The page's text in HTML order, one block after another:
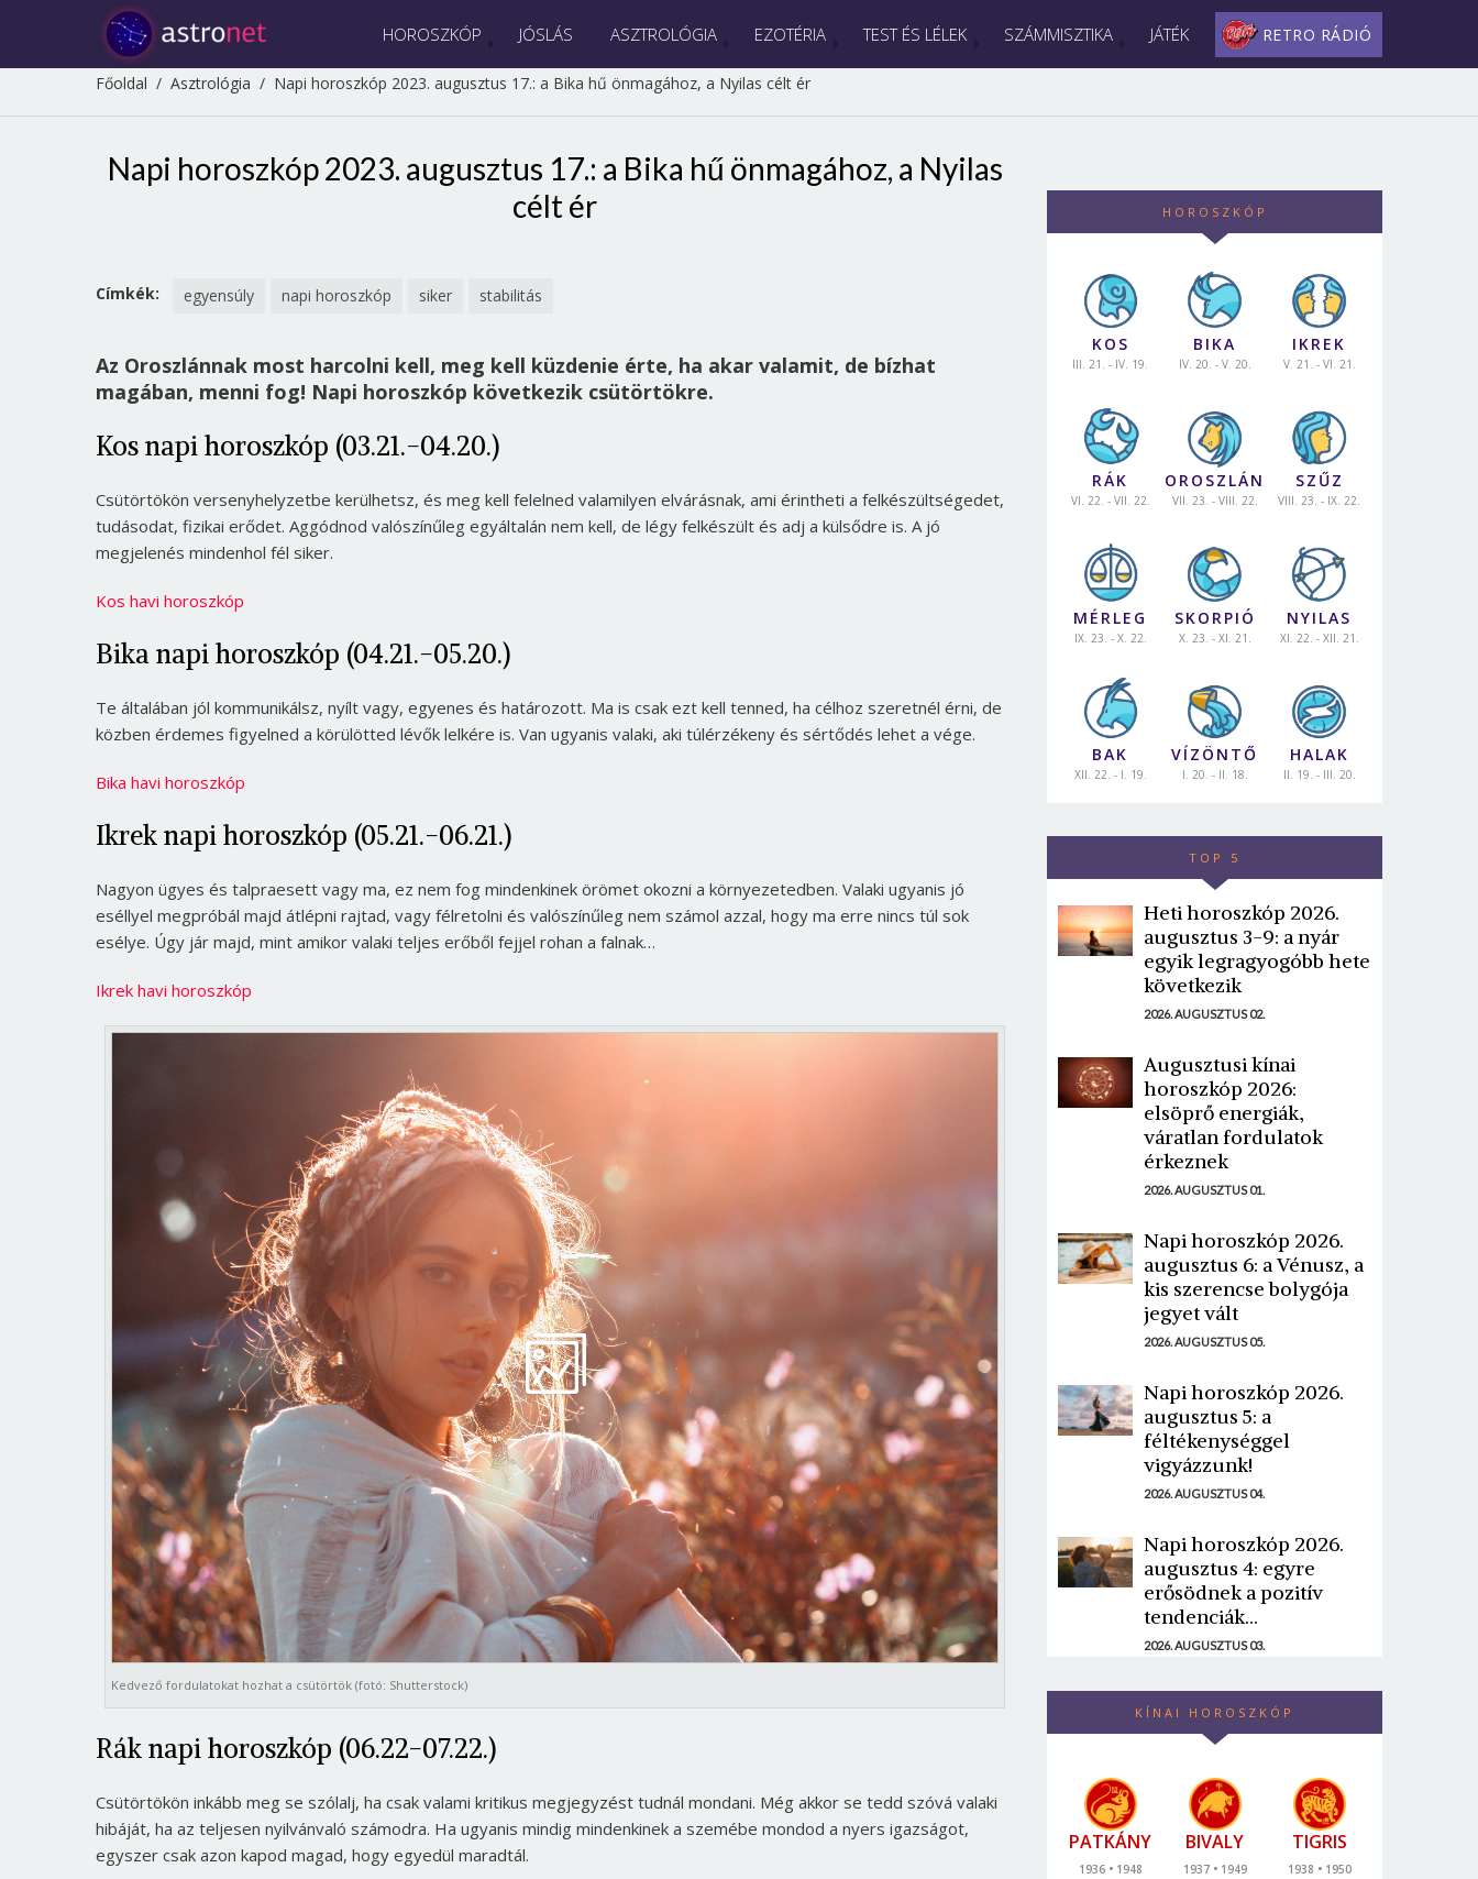
HOROSZKÓP JÓSLÁS ASZTROLÓGIA EZOTÉRIA TEST ÉS LÉLEK SZÁMMISZTIKA JÁTÉK RETRO RÁDIÓ
Főoldal / Asztrológia / Napi horoszkóp 2023. augusztus 17.: a Bika hű önmagához, a Nyilas célt ér
Napi horoszkóp 2023. augusztus 17.: a Bika hű önmagához, a Nyilas
célt ér
Címkék: egyensúly napi horoszkóp siker stabilitás
Az Oroszlánnak most harcolni kell, meg kell küzdenie érte, ha akar valamit, de bízhat
magában, menni fog! Napi horoszkóp következik csütörtökre.
Kos napi horoszkóp (03.21.-04.20.)
Csütörtökön versenyhelyzetbe kerülhetsz, és meg kell felelned valamilyen elvárásnak, ami érintheti a felkészültségedet,
tudásodat, fizikai erődet. Aggódnod valószínűleg egyáltalán nem kell, de légy felkészült és adj a külsődre is. A jó
megjelenés mindenhol fél siker.
Kos havi horoszkóp
Bika napi horoszkóp (04.21.-05.20.)
Te általában jól kommunikálsz, nyílt vagy, egyenes és határozott. Ma is csak ezt kell tenned, ha célhoz szeretnél érni, de
közben érdemes figyelned a körülötted lévők lelkére is. Van ugyanis valaki, aki túlérzékeny és sértődés lehet a vége.
Bika havi horoszkóp
Ikrek napi horoszkóp (05.21.-06.21.)
Nagyon ügyes és talpraesett vagy ma, ez nem fog mindenkinek örömet okozni a környezetedben. Valaki ugyanis jó
eséllyel megpróbál majd átlépni rajtad, vagy félretolni és valószínűleg nem számol azzal, hogy ma erre nincs túl sok
esélye. Úgy jár majd, mint amikor valaki teljes erőből fejjel rohan a falnak…
Ikrek havi horoszkóp
Kedvező fordulatokat hozhat a csütörtök (fotó: Shutterstock)
Rák napi horoszkóp (06.22-07.22.)
Csütörtökön inkább meg se szólalj, ha csak valami kritikus megjegyzést tudnál mondani. Még akkor se tedd szóvá valaki
hibáját, ha az teljesen nyilvánvaló számodra. Ha ugyanis mindig mindenkinek a szemébe mondod a nyers igazságot,
egyszer csak azon kapod magad, hogy egyedül maradtál.
HOROSZKÓP
KOS
III. 21. - IV. 19.
BIKA
IV. 20. - V. 20.
IKREK
V. 21. - VI. 21.
RÁK
VI. 22. - VII. 22.
OROSZLÁN
VII. 23. - VIII. 22.
SZŰZ
VIII. 23. - IX. 22.
MÉRLEG
IX. 23. - X. 22.
SKORPIÓ
X. 23. - XI. 21.
NYILAS
XI. 22. - XII. 21.
BAK
XII. 22. - I. 19.
VÍZÖNTŐ
I. 20. - II. 18.
HALAK
II. 19. - III. 20.
TOP 5
Heti horoszkóp 2026.
augusztus 3-9: a nyár
egyik legragyogóbb hete
következik
2026. AUGUSZTUS 02.
Augusztusi kínai
horoszkóp 2026:
elsöprő energiák,
váratlan fordulatok
érkeznek
2026. AUGUSZTUS 01.
Napi horoszkóp 2026.
augusztus 6: a Vénusz, a
kis szerencse bolygója
jegyet vált
2026. AUGUSZTUS 05.
Napi horoszkóp 2026.
augusztus 5: a
féltékenységgel
vigyázzunk!
2026. AUGUSZTUS 04.
Napi horoszkóp 2026.
augusztus 4: egyre
erősödnek a pozitív
tendenciák...
2026. AUGUSZTUS 03.
KÍNAI HOROSZKÓP
PATKÁNY
1936
1948
BIVALY
1937
1949
TIGRIS
1938
1950